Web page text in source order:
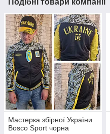
Подібні товари компанії
Мастерка збірної України
Bosco Sport чорна